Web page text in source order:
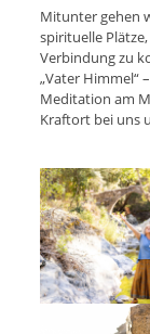
Mitunter gehen
spirituelle
Verbindung zu
„Vater Himmel“
Meditation am
Kraftort bei uns